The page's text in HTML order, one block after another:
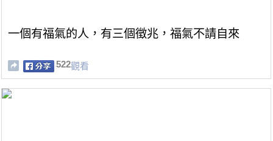
一個有福氣的人，有三個徵兆，福氣不請自來
522觀看